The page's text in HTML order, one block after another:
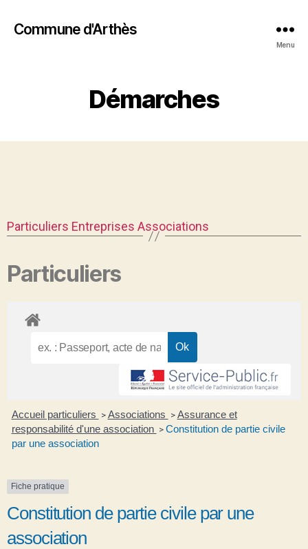
Commune d'Arthès
Menu
Démarches
Particuliers Entreprises Associations
Particuliers
Accueil particuliers > Associations > Assurance et
responsabilité d'une association > Constitution de partie civile
par une association
Fiche pratique
Constitution de partie civile par une
association